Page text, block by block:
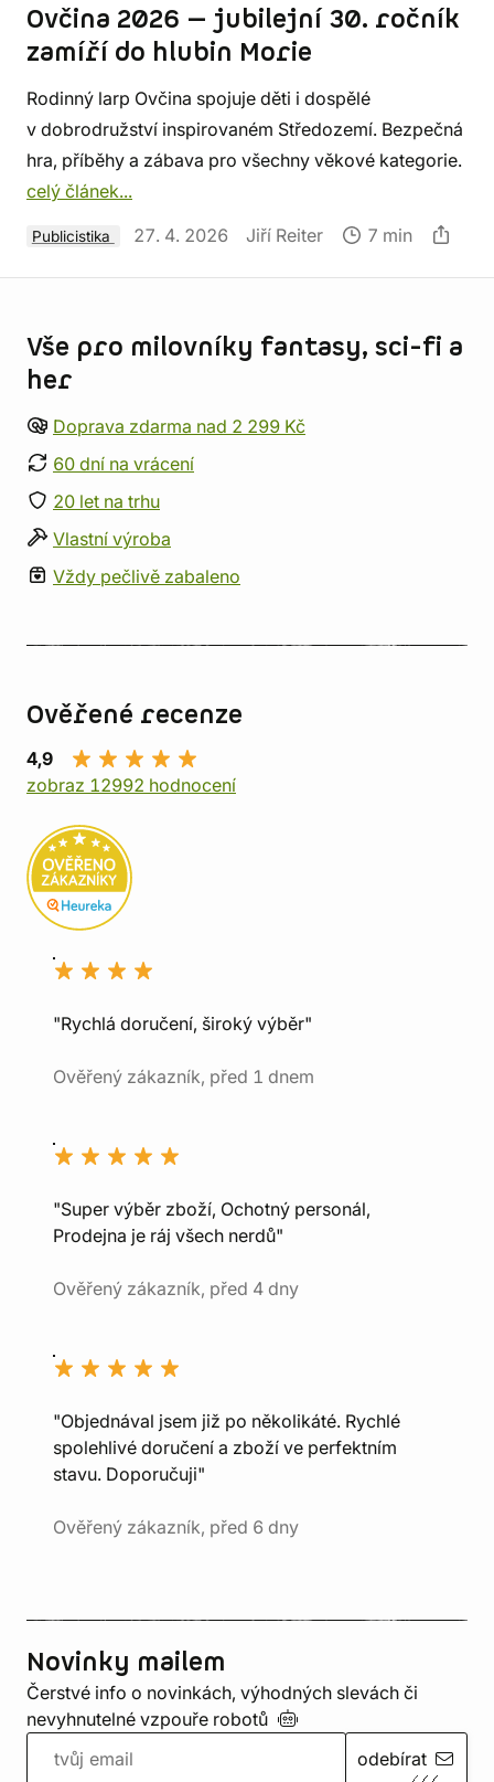
Ovčina 2026 — jubilejní 30. ročník
zamíří do hlubin Morie
Rodinný larp Ovčina spojuje děti i dospělé
v dobrodružství inspirovaném Středozemí. Bezpečná
hra, příběhy a zábava pro všechny věkové kategorie.
celý článek...
Publicistika 27. 4. 2026 Jiří Reiter 7 min
Vše pro milovníky fantasy, sci-fi a
her
Doprava zdarma nad 2 299 Kč
60 dní na vrácení
20 let na trhu
Vlastní výroba
Vždy pečlivě zabaleno
Ověřené recenze
4,9
zobraz 12992 hodnocení
"Rychlá doručení, široký výběr"
Ověřený zákazník, před 1 dnem
"Super výběr zboží, Ochotný personál,
Prodejna je ráj všech nerdů"
Ověřený zákazník, před 4 dny
"Objednával jsem již po několikáté. Rychlé
spolehlivé doručení a zboží ve perfektním
stavu. Doporučuji"
Ověřený zákazník, před 6 dny
Novinky mailem
Čerstvé info o novinkách, výhodných slevách či
nevyhnutelné vzpouře robotů
odebírat